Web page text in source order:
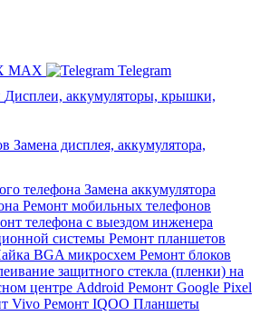
MAX
Telegram
Дисплеи, аккумуляторы, крышки,
Замена дисплея, аккумулятора,
телефона Замена аккумулятора
Ремонт мобильных телефонов
телефона с выездом инженера
системы Ремонт планшетов
BGA микросхем Ремонт блоков
защитного стекла (пленки) на
центре Addroid Ремонт Google Pixel
Vivo Ремонт IQOO Планшеты